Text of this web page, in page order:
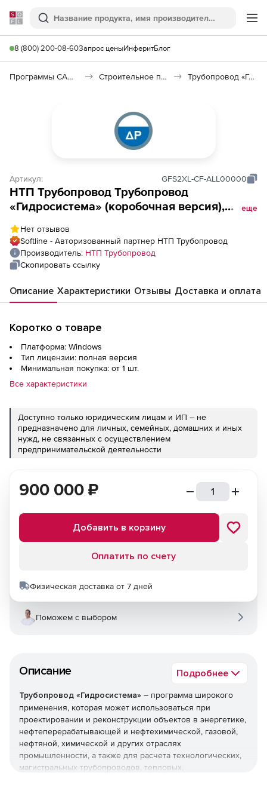
Softline
Поиск
8 (800) 200-08-60Запрос ценыИнферитБлог
Программы САПР и ГИС Строительное программное обеспечение Трубопровод «Гидросистема»
Артикул: GFS2XL-CF-ALL00000
НТП Трубопровод Трубопровод
«Гидросистема» (коробочная версия),
рабочее место
еще
Нет отзывов
Softline - Авторизованный партнер НТП Трубопровод
Производитель: НТП Трубопровод
Скопировать ссылку
Описание Характеристики Отзывы Доставка и оплата
Коротко о товаре
Платформа: Windows
Тип лицензии: полная версия
Минимальная покупка: от 1 шт.
Все характеристики
Доступно только юридическим лицам и ИП – не
предназначено для личных, семейных, домашних и иных
нужд, не связанных с осуществлением
предпринимательской деятельности
Описание Подробнее
Трубопровод «Гидросистема» – программа широкого
применения, которая может использоваться при
проектировании и реконструкции объектов в энергетике,
нефтеперерабатывающей и нефтехимической, газовой,
нефтяной, химической и других отраслях
промышленности, а также для расчета технологических,
магистральных трубопроводов, тепловых,
900 000 ₽
Добавить в корзину
Оплатить по счету
Физическая доставка от 7 дней
Поможем с выбором